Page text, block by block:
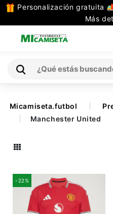
Personalización gratuita
Más
TODAS
LAS
CATEGORIAS
Retro
La Liga
Ligue 1
Micamiseta.futbol
Manchester United
-22%